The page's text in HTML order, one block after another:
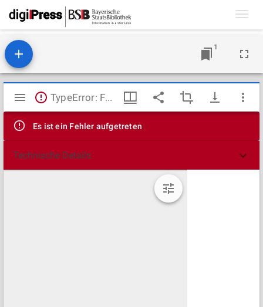
1
Mirador
Viewer
TypeError: Failed to fetch
Es ist ein Fehler aufgetreten
Technische Details